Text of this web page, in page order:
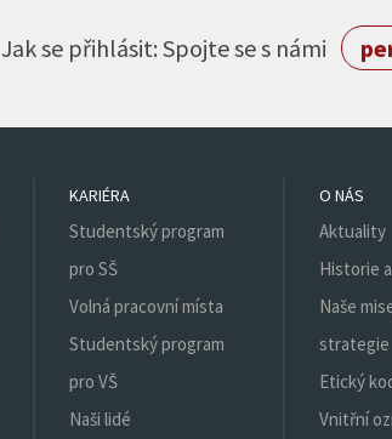
Jak se přihlásit: Spojte se s námi
KARIÉRA
Studentský program
pro SŠ
Volná pracovní místa
Studentský program
pro VŠ
Naši lidé
O NÁS
Aktuality
Historie
Naše
strategie
Etický
Vnitřní